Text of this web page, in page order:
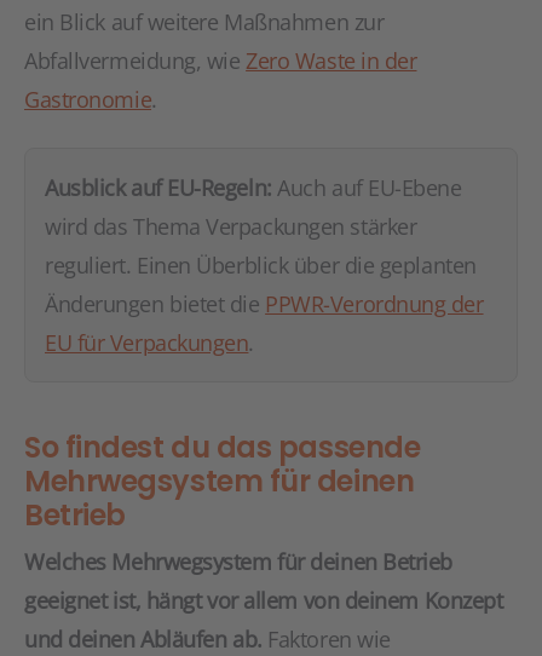
ein Blick auf weitere Maßnahmen zur
Abfallvermeidung, wie Zero Waste in der
Gastronomie.
Ausblick auf EU-Regeln: Auch auf EU-Ebene
wird das Thema Verpackungen stärker
reguliert. Einen Überblick über die geplanten
Änderungen bietet die PPWR-Verordnung der
EU für Verpackungen.
So findest du das passende
Mehrwegsystem für deinen
Betrieb
Welches Mehrwegsystem für deinen Betrieb
geeignet ist, hängt vor allem von deinem Konzept
und deinen Abläufen ab. Faktoren wie